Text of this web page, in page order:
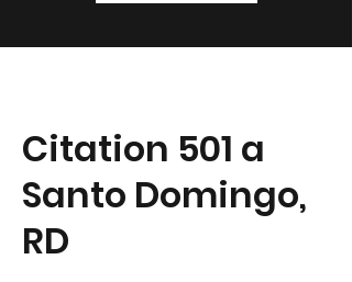
Citation 501 a
Santo Domingo,
RD